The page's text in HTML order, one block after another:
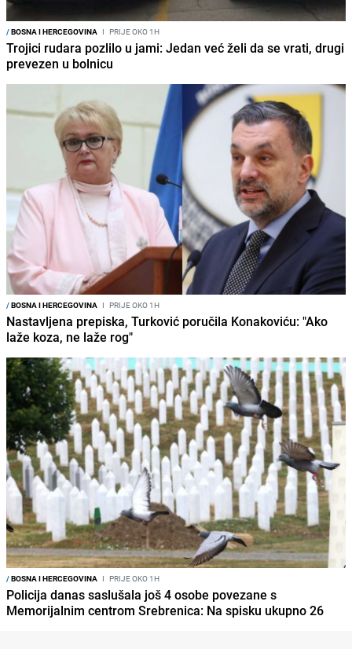
/BOSNA I HERCEGOVINA I PRIJE OKO 1H
Trojici rudara pozlilo u jami: Jedan već želi da se vrati, drugi
prevezen u bolnicu
/BOSNA I HERCEGOVINA I PRIJE OKO 1H
Nastavljena prepiska, Turković poručila Konakoviću: "Ako
laže koza, ne laže rog"
/BOSNA I HERCEGOVINA I PRIJE OKO 1H
Policija danas saslušala još 4 osobe povezane s
Memorijalnim centrom Srebrenica: Na spisku ukupno 26